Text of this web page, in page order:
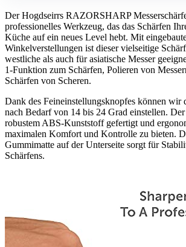
Der Hogdseirrs RAZORSHARP
professionelles Werkzeug, das das Schärfen
Küche auf ein neues Level hebt. Mit
Winkelverstellungen ist dieser vielseitige
westliche als auch für asiatische Messer
1-Funktion zum Schärfen, Polieren von
Schärfen von Scheren.
Dank des Feineinstellungsknopfes können wir
nach Bedarf von 14 bis 24 Grad einstellen.
robustem ABS-Kunststoff gefertigt und
maximalen Komfort und Kontrolle zu bieten.
Gummimatte auf der Unterseite sorgt für
Schärfens.